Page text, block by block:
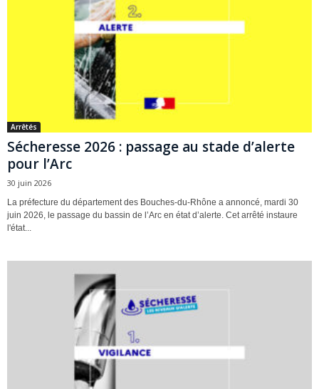
Arrêtés
Sécheresse 2026 : passage au stade d’alerte
pour l’Arc
30 juin 2026
La préfecture du département des Bouches-du-Rhône a annoncé, mardi 30
juin 2026, le passage du bassin de l’Arc en état d’alerte. Cet arrêté instaure
l'état...